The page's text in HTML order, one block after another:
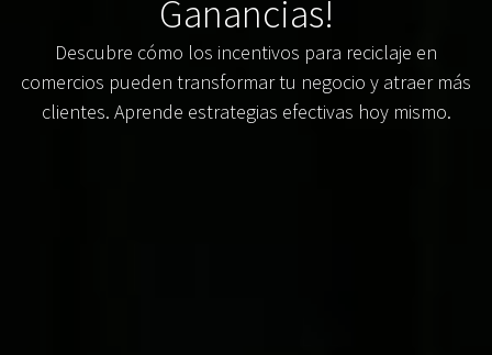
Ganancias!
Descubre cómo los incentivos para reciclaje en
comercios pueden transformar tu negocio y atraer más
clientes. Aprende estrategias efectivas hoy mismo.